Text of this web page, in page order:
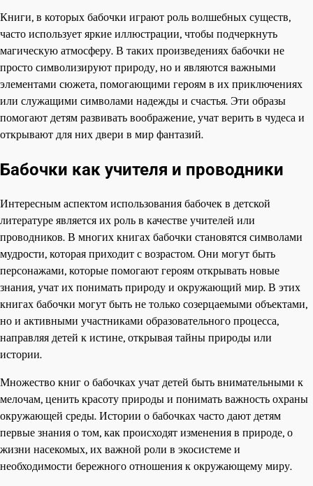
Книги, в которых бабочки играют роль волшебных существ,
часто использует яркие иллюстрации, чтобы подчеркнуть
магическую атмосферу. В таких произведениях бабочки не
просто символизируют природу, но и являются важными
элементами сюжета, помогающими героям в их приключениях
или служащими символами надежды и счастья. Эти образы
помогают детям развивать воображение, учат верить в чудеса и
открывают для них двери в мир фантазий.
Бабочки как учителя и проводники
Интересным аспектом использования бабочек в детской
литературе является их роль в качестве учителей или
проводников. В многих книгах бабочки становятся символами
мудрости, которая приходит с возрастом. Они могут быть
персонажами, которые помогают героям открывать новые
знания, учат их понимать природу и окружающий мир. В этих
книгах бабочки могут быть не только созерцаемыми объектами,
но и активными участниками образовательного процесса,
направляя детей к истине, открывая тайны природы или
истории.
Множество книг о бабочках учат детей быть внимательными к
мелочам, ценить красоту природы и понимать важность охраны
окружающей среды. Истории о бабочках часто дают детям
первые знания о том, как происходят изменения в природе, о
жизни насекомых, их важной роли в экосистеме и
необходимости бережного отношения к окружающему миру.